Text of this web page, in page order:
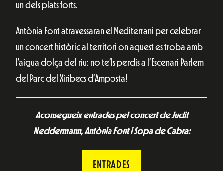
un dels plats forts.
Antònia Font atravessaran el Mediterrani per celebrar
un concert històric al territori on aquest es troba amb
l’aigua dolça del riu: no te’ls perdis a l’Escenari Parlem
del Parc del Xiribecs d’Amposta!
Aconsegueix entrades pel concert de Judit
Neddermann, Antònia Font i Sopa de Cabra:
ENTRADES